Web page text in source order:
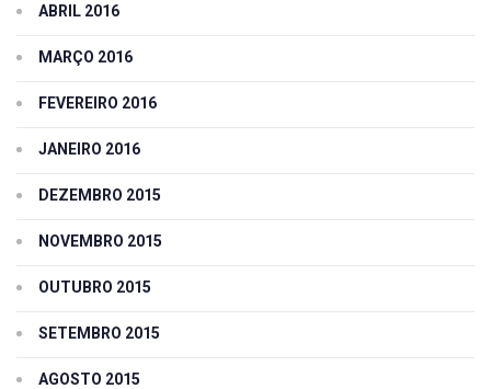
ABRIL 2016
MARÇO 2016
FEVEREIRO 2016
JANEIRO 2016
DEZEMBRO 2015
NOVEMBRO 2015
OUTUBRO 2015
SETEMBRO 2015
AGOSTO 2015